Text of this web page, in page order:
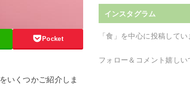
Pocket
をいくつかご紹介しま
インスタグラム
「食」を中心に投稿してい
フォロー＆コメント嬉しい